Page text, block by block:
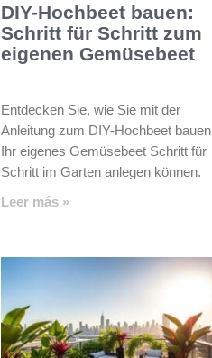
DIY-Hochbeet bauen:
Schritt für Schritt zum
eigenen Gemüsebeet
Entdecken Sie, wie Sie mit der
Anleitung zum DIY-Hochbeet bauen
Ihr eigenes Gemüsebeet Schritt für
Schritt im Garten anlegen können.
Leer más »